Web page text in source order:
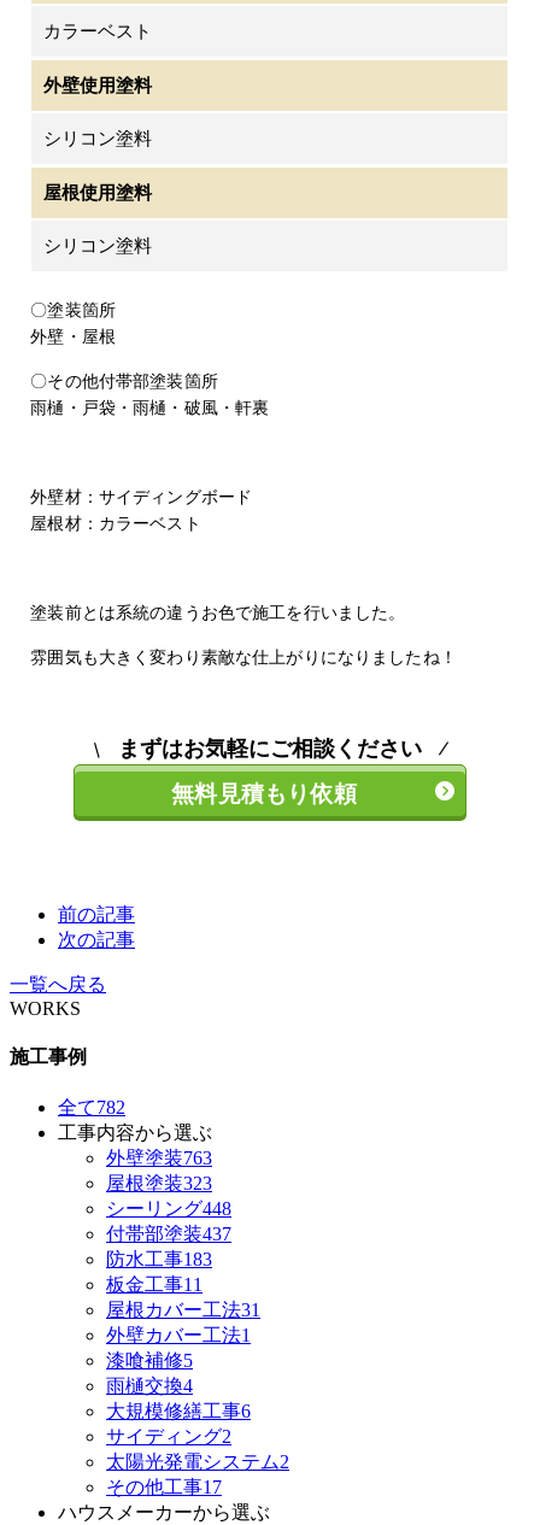
カラーベスト
外壁使用塗料
シリコン塗料
屋根使用塗料
シリコン塗料
〇塗装箇所
外壁・屋根
〇その他付帯部塗装箇所
雨樋・戸袋・雨樋・破風・軒裏
外壁材：サイディングボード
屋根材：カラーベスト
塗装前とは系統の違うお色で施工を行いました。
雰囲気も大きく変わり 素敵な仕上がりになりましたね！
まずはお気軽にご相談ください
無料見積もり依頼
前の記事
次の記事
一覧へ戻る
WORKS
施工事例
全て782
工事内容から選ぶ
外壁塗装763
屋根塗装323
シーリング448
付帯部塗装437
防水工事183
板金工事11
屋根カバー工法31
外壁カバー工法1
漆喰補修5
雨樋交換4
大規模修繕工事6
サイディング2
太陽光発電システム2
その他工事17
ハウスメーカーから選ぶ